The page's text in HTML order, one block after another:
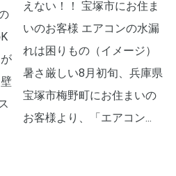
えない！！ 宝塚市にお住ま
いのお客様 エアコンの水漏
れは困りもの（イメージ）
暑さ厳しい8月初旬、兵庫県
宝塚市梅野町にお住まいの
お客様より、「エアコン...